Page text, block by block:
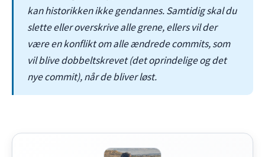
kan historikken ikke gendannes. Samtidig skal du
slette eller overskrive alle grene, ellers vil der
være en konflikt om alle ændrede commits, som
vil blive dobbeltskrevet (det oprindelige og det
nye commit), når de bliver løst.